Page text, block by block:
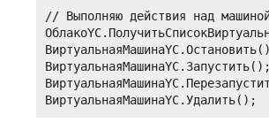
// Выполняю действия над